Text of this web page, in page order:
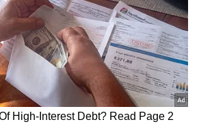
శృంగారంలో పాల్గొనడం వల్ల
సోకకుండా జాగ్రత్త పడవచ్చు.
ముందు ఆల్కహాల్ తాగటం వల్ల
భావిస్తారు. అయితే ఆల్కహాల్
పాల్గొనకూడదని నిపుణులు